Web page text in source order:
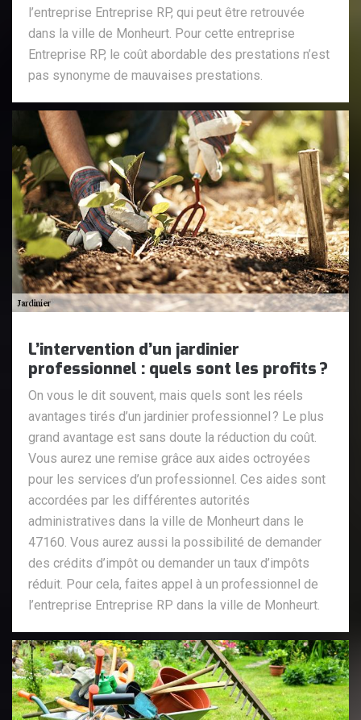
l’entreprise Entreprise RP, qui peut être retrouvée
dans la ville de Monheurt. Pour cette entreprise
Entreprise RP, le coût abordable des prestations n’est
pas synonyme de mauvaises prestations.
L’intervention d’un jardinier
professionnel : quels sont les profits ?
On vous le dit souvent, mais quels sont les réels
avantages tirés d’un jardinier professionnel ? Le plus
grand avantage est sans doute la réduction du coût.
Vous aurez une remise grâce aux aides octroyées
pour les services d’un professionnel. Ces aides sont
accordées par les différentes autorités
administratives dans la ville de Monheurt dans le
47160. Vous aurez aussi la possibilité de demander
des crédits d’impôt ou demander un taux d’impôts
réduit. Pour cela, faites appel à un professionnel de
l’entreprise Entreprise RP dans la ville de Monheurt.